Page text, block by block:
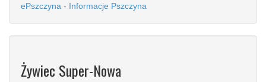
ePszczyna - Informacje Pszczyna
Żywiec Super-Nowa